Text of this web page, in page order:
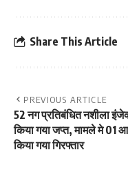
Share This Article
PREVIOUS ARTICLE
52 नग प्रतिबंधित नशीला
किया गया जप्त, मामले मे 01
किया गया गिरफ्तार